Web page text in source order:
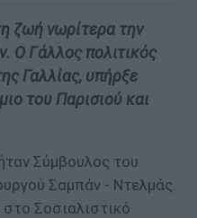
ζωή νωρίτερα την
Ο Γάλλος πολιτικός
Γαλλίας, υπήρξε
του Παρισιού και
Σύμβουλος του
Σαμπάν - Ντελμάς.
Σοσιαλιστικό